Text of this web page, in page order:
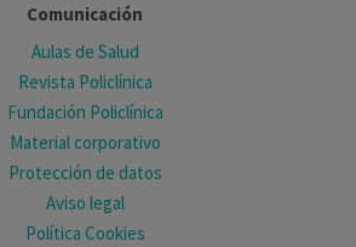
Comunicación
Aulas de Salud
Revista Policlínica
Fundación Policlínica
Material corporativo
Protección de datos
Aviso legal
Política Cookies